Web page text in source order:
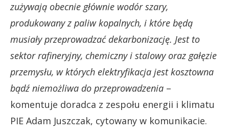
zużywają obecnie głównie wodór szary,
produkowany z paliw kopalnych, i które będą
musiały przeprowadzać dekarbonizację. Jest to
sektor rafineryjny, chemiczny i stalowy oraz gałęzie
przemysłu, w których elektryfikacja jest kosztowna
bądź niemożliwa do przeprowadzenia –
komentuje doradca z zespołu energii i klimatu
PIE Adam Juszczak, cytowany w komunikacie.